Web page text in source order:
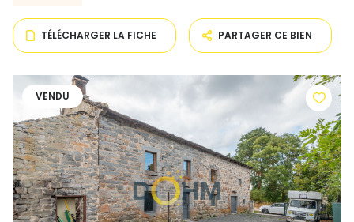
TÉLÉCHARGER LA FICHE PARTAGER CE BIEN
VENDU